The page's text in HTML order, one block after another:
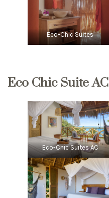
Eco-Chic Suites
Eco Chic Suite AC
Eco-Chic Suites AC